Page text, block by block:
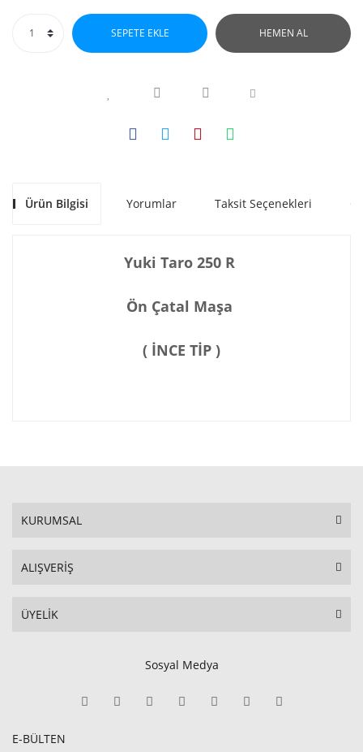
SEPETE EKLE HEMEN AL
Ürün Bilgisi Yorumlar Taksit Seçenekleri
Yuki Taro 250 R
Ön Çatal Maşa
( İNCE TİP )
KURUMSAL
ALIŞVERİŞ
ÜYELİK
Sosyal Medya
E-BÜLTEN